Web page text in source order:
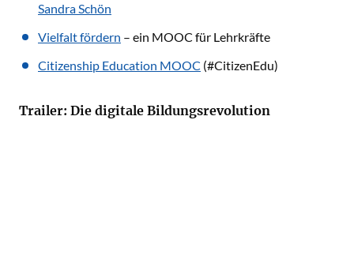
Sandra Schön
Vielfalt fördern – ein MOOC für Lehrkräfte
Citizenship Education MOOC (#CitizenEdu)
Trailer: Die digitale Bildungsrevolution